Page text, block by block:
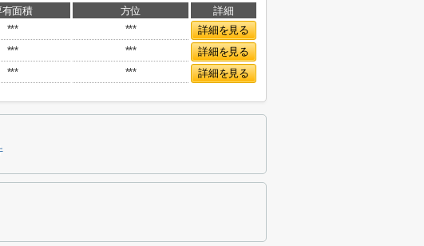
有面積 方位
詳細
*** ***
詳細を見る
*** ***
詳細を見る
*** *** 詳細を見る